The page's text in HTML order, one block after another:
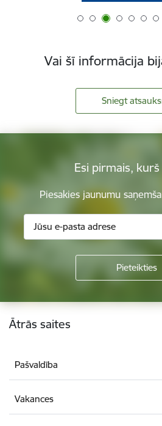
Vai šī informācija
Sniegt
Esi pirmais, kurš
Piesakies jaunumu
Kājene
Ātrās saites
Pašvaldība
Vakances